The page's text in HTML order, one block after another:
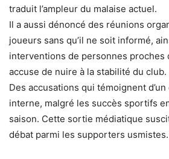
traduit l’ampleur du malaise actuel.
Il a aussi dénoncé des réunions
joueurs sans qu’il ne soit informé,
interventions de personnes proches
accuse de nuire à la stabilité du club.
Des accusations qui témoignent
interne, malgré les succès sportifs
saison. Cette sortie médiatique
débat parmi les supporters usmistes.